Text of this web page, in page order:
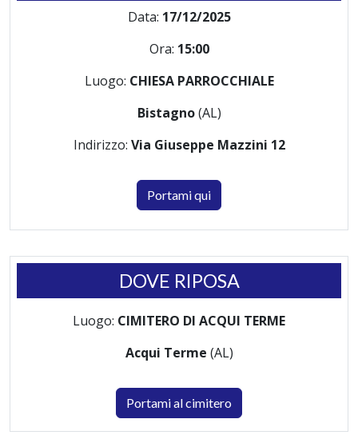
Data: 17/12/2025
Ora: 15:00
Luogo: CHIESA PARROCCHIALE
Bistagno(AL)
Indirizzo: Via Giuseppe Mazzini 12
Portami qui
DOVE RIPOSA
Luogo: CIMITERO DI ACQUI TERME
Acqui Terme (AL)
Portami al cimitero